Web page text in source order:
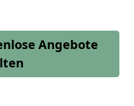
Angebote